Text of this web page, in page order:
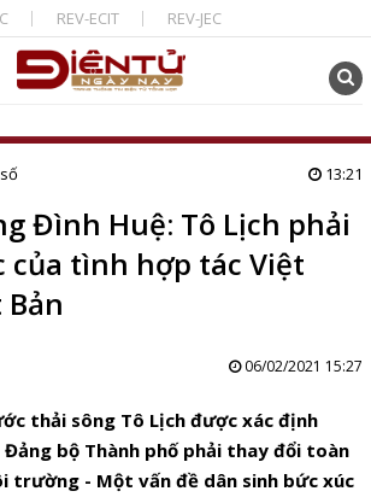
REV-ECIT REV-JEC
13:21
Đình Huệ: Tô Lịch phải
của tình hợp tác Việt
06/02/2021 15:27
thải sông Tô Lịch được xác định
bộ Thành phố phải thay đổi toàn
trường - Một vấn đề dân sinh bức xúc